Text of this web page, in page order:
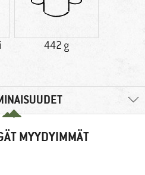
442 g
MYYDYIMMÄT